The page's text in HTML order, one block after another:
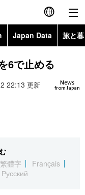
English
简体字
繁體字
العربية
Japan Data 旅と
Topics
Images
お知らせ
6で止める
News
from Japan
22:13 更新
繁體字
Français
Русский